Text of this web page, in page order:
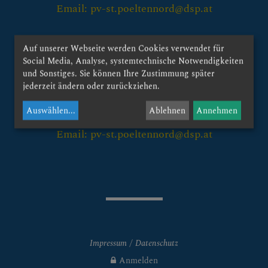
Pfarrleben & Gruppen
Christliches Leben &
Sakramente1
Geschichte der Pfarre
Bilder & Downloads
aktuelles Pfarrblatt
Email: pv-st.poeltennord@dsp.at
Kontakt:
röm. kath. Stadtpfarramt St. Pölten-Viehofen
Austinstrasse 21
3107 St. Pölten-Traisenpark
Tel.: +43-2742-361934
Email: pv-st.poeltennord@dsp.at
Impressum
Datenschutz
Anmelden
Auf unserer Webseite werden Cookies verwendet für
Social Media, Analyse, systemtechnische Notwendigkeiten
und Sonstiges. Sie können Ihre Zustimmung später
jederzeit ändern oder zurückziehen.
Auswählen... Ablehnen Annehmen